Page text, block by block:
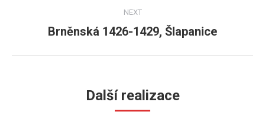
NEXT
Next
Brněnská 1426-1429, Šlapanice
Další realizace